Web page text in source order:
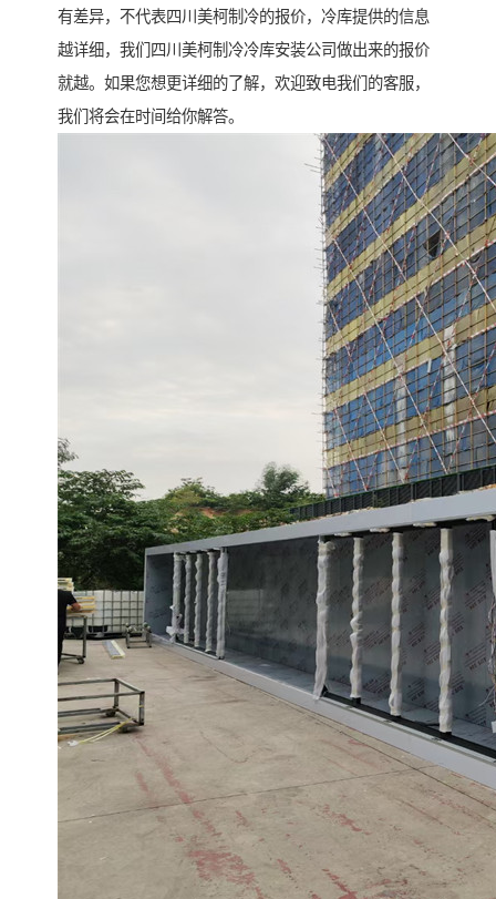
有差异，不代表四川美柯制冷的报价，冷库提供的信息
越详细，我们四川美柯制冷冷库安装公司做出来的报价
就越。如果您想更详细的了解，欢迎致电我们的客服，
我们将会在时间给你解答。